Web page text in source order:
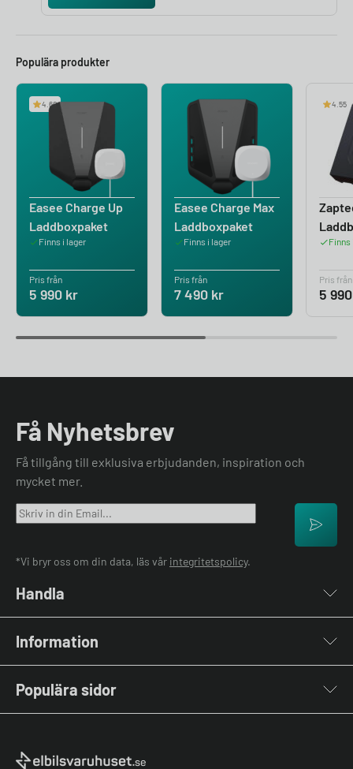
2026, med färska siffror från Mobility Sweden.
Populära produkter
4.60
Easee Charge Up
Laddboxpaket
Finns i lager
Pris från
5 990 kr
Easee Charge Max
Laddboxpaket
Finns i lager
Pris från
7 490 kr
4.55
Finns
Pris från
5
Få Nyhetsbrev
Få tillgång till exklusiva erbjudanden, inspiration och
mycket mer.
*Vi bryr oss om din data, läs vår integritetspolicy.
Handla
Laddkablar
Kabelhållare
Stolpar & Fästen
Portabla Laddare
Övriga tillbehör
Information
Kontakta oss
Vanliga frågor & svar
El-lexikon
Populära sidor
Elbilsladdare företag